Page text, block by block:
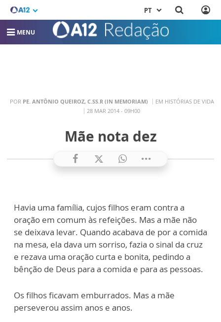
PT
MENU
POR PE. ANTÔNIO QUEIROZ, C.SS.R (IN MEMORIAM)
EM HISTÓRIAS DE VIDA
28 MAR 2014 - 09H00
Mãe nota dez
Havia uma família, cujos filhos eram contra a
oração em comum às refeições. Mas a mãe não
se deixava levar. Quando acabava de por a comida
na mesa, ela dava um sorriso, fazia o sinal da cruz
e rezava uma oração curta e bonita, pedindo a
bênção de Deus para a comida e para as pessoas.
Os filhos ficavam emburrados. Mas a mãe
perseverou assim anos e anos.